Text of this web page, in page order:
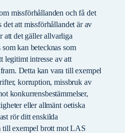
missförhållanden och få det
att missförhållandet är av
att det gäller allvarliga
kan betecknas som
legitimt intresse av att
Detta kan vara till exempel
korruption, missbruk av
konkurrensbestämmelser,
eller allmänt oetiska
rör ditt enskilda
till exempel brott mot LAS